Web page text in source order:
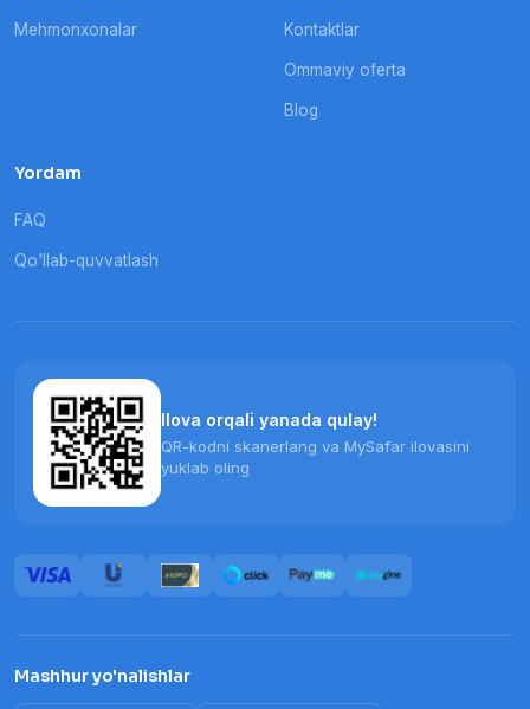
Mehmonxonalar Kontaktlar
Ommaviy oferta
Blog
Yordam
FAQ
Qo'llab-quvvatlash
Ilova orqali yanada qulay!
QR-kodni skanerlang va MySafar ilovasini
yuklab oling
Mashhur yo'nalishlar